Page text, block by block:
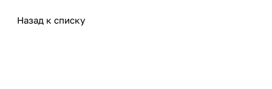
Назад к списку